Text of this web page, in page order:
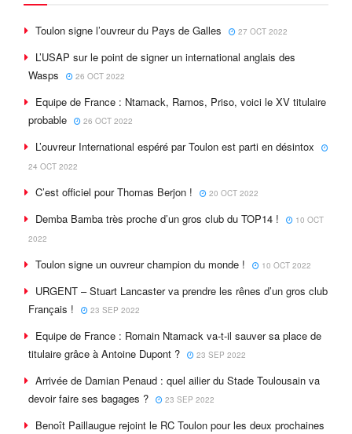
Toulon signe l’ouvreur du Pays de Galles 27 OCT 2022
L’USAP sur le point de signer un international anglais des
Wasps
26 OCT 2022
Equipe de France : Ntamack, Ramos, Priso, voici le XV titulaire
probable
26 OCT 2022
L’ouvreur International espéré par Toulon est parti en désintox
24 OCT 2022
C’est officiel pour Thomas Berjon ! 20 OCT 2022
Demba Bamba très proche d’un gros club du TOP14 !
10 OCT
2022
Toulon signe un ouvreur champion du monde ! 10 OCT 2022
URGENT – Stuart Lancaster va prendre les rênes d’un gros club
Français !
23 SEP 2022
Equipe de France : Romain Ntamack va-t-il sauver sa place de
titulaire grâce à Antoine Dupont ?
23 SEP 2022
Arrivée de Damian Penaud : quel ailier du Stade Toulousain va
devoir faire ses bagages ?
23 SEP 2022
Benoît Paillaugue rejoint le RC Toulon pour les deux prochaines